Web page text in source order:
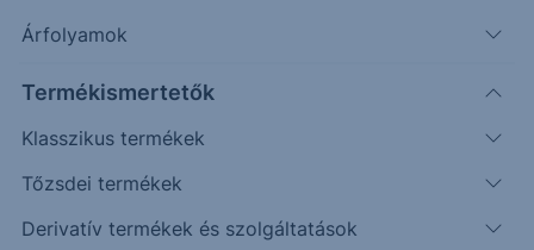
Árfolyamok
Termékismertetők
Klasszikus termékek
Tőzsdei termékek
Derivatív termékek és szolgáltatások
végén; A társaság több mint 67 ezer embert
foglalkoztat, piaci kapitalizációja pedig meghaladja
a 110...
UniCredit
Az UniCredit Olaszország és egyben Európa